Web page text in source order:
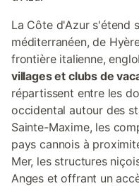
La Côte d'Azur s'étend
méditerranéen, de
frontière italienne,
villages et clubs de
répartissent entre les
occidental autour des
Sainte-Maxime, les
pays cannois à
Mer, les structures
Anges et offrant un